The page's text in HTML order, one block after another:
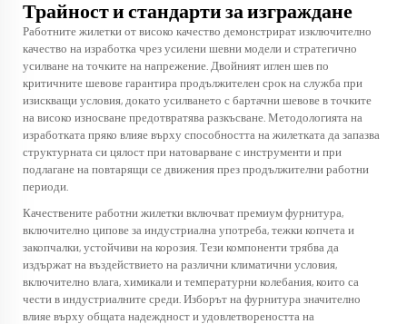
Трайност и стандарти за изграждане
Работните жилетки от високо качество демонстрират изключително
качество на изработка чрез усилени шевни модели и стратегично
усилване на точките на напрежение. Двойният иглен шев по
критичните шевове гарантира продължителен срок на служба при
изискващи условия, докато усилването с бартачни шевове в точките
на високо износване предотвратява разкъсване. Методологията на
изработката пряко влияе върху способността на жилетката да запазва
структурната си цялост при натоварване с инструменти и при
подлагане на повтарящи се движения през продължителни работни
периоди.
Качествените работни жилетки включват премиум фурнитура,
включително ципове за индустриална употреба, тежки копчета и
закопчалки, устойчиви на корозия. Тези компоненти трябва да
издържат на въздействието на различни климатични условия,
включително влага, химикали и температурни колебания, които са
чести в индустриалните среди. Изборът на фурнитура значително
влияе върху общата надеждност и удовлетвореността на